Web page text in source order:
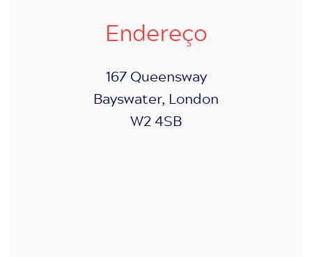
Endereço
167 Queensway
Bayswater, London
W2 4SB